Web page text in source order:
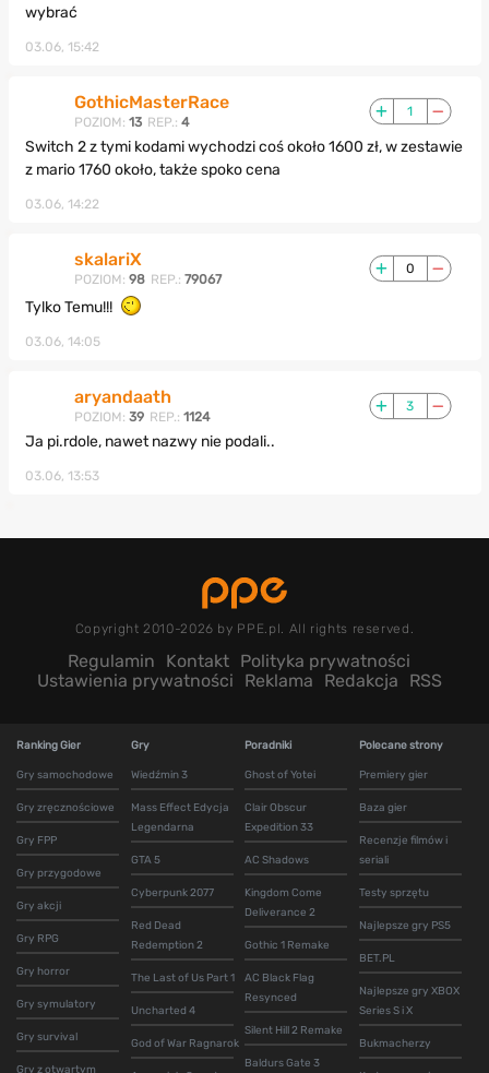
wybrać
03.06, 15:42
GothicMasterRace
POZIOM: 13 REP.: 4
1
Switch 2 z tymi kodami wychodzi coś około 1600 zł, w zestawie
z mario 1760 około, także spoko cena
03.06, 14:22
skalariX
POZIOM: 98 REP.: 79067
0
Tylko Temu!!!
03.06, 14:05
aryandaath
POZIOM: 39 REP.: 1124
3
Ja pi.rdole, nawet nazwy nie podali..
03.06, 13:53
Copyright 2010-2026 by PPE.pl. All rights reserved.
Regulamin Kontakt Polityka prywatności
Ustawienia prywatności
Reklama Redakcja RSS
Ranking Gier
Gry samochodowe
Gry zręcznościowe
Gry FPP
Gry przygodowe
Gry akcji
Gry RPG
Gry horror
Gry symulatory
Gry survival
Gry z otwartym
Gry
Wiedźmin 3
Mass Effect Edycja
Legendarna
GTA 5
Cyberpunk 2077
Red Dead
Redemption 2
The Last of Us Part 1
Uncharted 4
God of War Ragnarok
Poradniki
Ghost of Yotei
Clair Obscur
Expedition 33
AC Shadows
Kingdom Come
Deliverance 2
Gothic 1 Remake
AC Black Flag
Resynced
Silent Hill 2 Remake
Baldurs Gate 3
Polecane strony
Premiery gier
Baza gier
Recenzje filmów i
seriali
Testy sprzętu
Najlepsze gry PS5
BET.PL
Najlepsze gry XBOX
Series S i X
Bukmacherzy